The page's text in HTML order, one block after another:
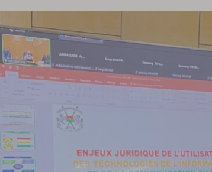
Mémorial Thomas-Sankara: les ministres
Lutte contre l’insécurité : la Police Nationale